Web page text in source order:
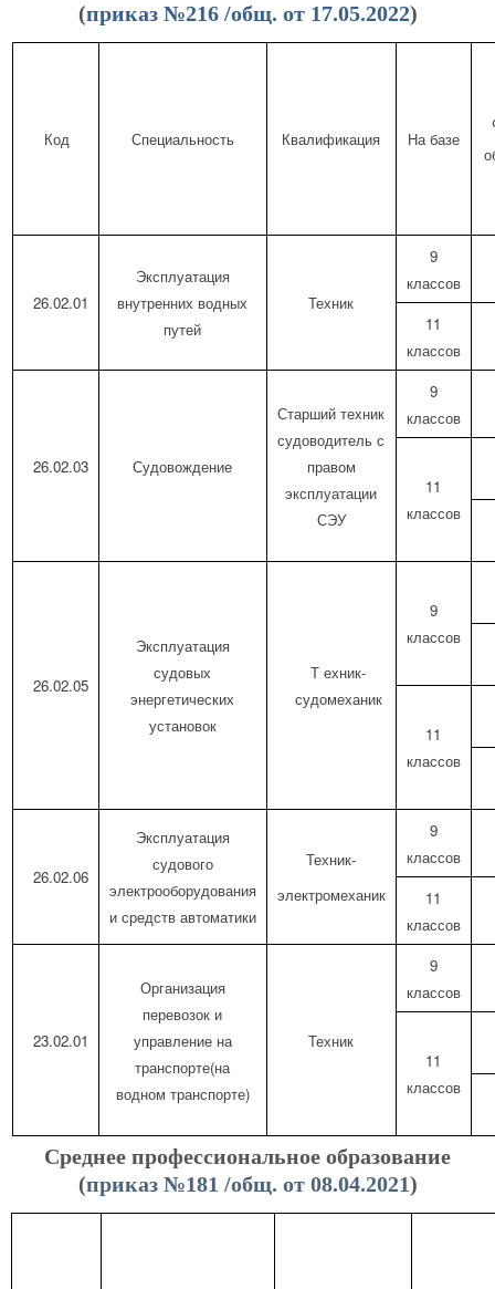
(приказ №216 /общ. от 17.05.2022)
Код Специальность Квалификация На базе
26.02.01
Эксплуатация
внутренних водных
путей
Техник
9
классов
11
классов
26.02.03 Судовождение
Старший техник
судоводитель с
правом
эксплуатации
СЭУ
9
классов
11
классов
26.02.05
Эксплуатация
судовых
энергетических
установок
Т ехник-
судомеханик
9
классов
11
классов
26.02.06
Эксплуатация
судового
электрооборудования
и средств автоматики
Техник-
электромеханик
9
классов
11
классов
23.02.01
Организация
перевозок и
управление на
транспорте(на
водном транспорте)
Техник
9
классов
11
классов
Среднее профессиональное образование
(приказ №181 /общ. от 08.04.2021)